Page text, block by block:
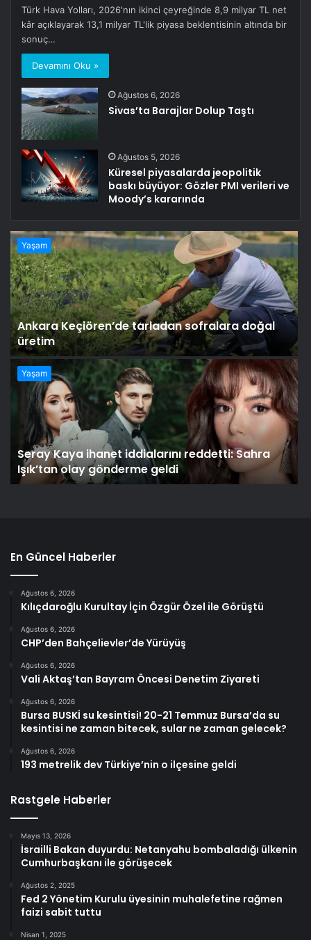
Türk Hava Yolları, 2026'nın ikinci çeyreğinde 8,9 milyar TL net
kâr açıklayarak 13,1 milyar TL'lik piyasa beklentisinin altında bir
sonuç…
Devamını Oku »
Ağustos 6, 2026
Sivas’ta Barajlar Dolup Taştı
Ağustos 5, 2026
Küresel piyasalarda jeopolitik
baskı büyüyor: Gözler PMI verileri ve
Moody’s kararında
Yaşam
Ankara Keçiören’de tarladan sofralara doğal
üretim
Yaşam
Seray Kaya ihanet iddialarını reddetti: Sahra
Işık’tan olay gönderme geldi
En Güncel Haberler
Ağustos 6, 2026
Kılıçdaroğlu Kurultay İçin Özgür Özel ile Görüştü
Ağustos 6, 2026
CHP’den Bahçelievler’de Yürüyüş
Ağustos 6, 2026
Vali Aktaş’tan Bayram Öncesi Denetim Ziyareti
Ağustos 6, 2026
Bursa BUSKİ su kesintisi! 20-21 Temmuz Bursa’da su
kesintisi ne zaman bitecek, sular ne zaman gelecek?
Ağustos 6, 2026
193 metrelik dev Türkiye’nin o ilçesine geldi
Rastgele Haberler
Mayıs 13, 2026
İsrailli Bakan duyurdu: Netanyahu bombaladığı ülkenin
Cumhurbaşkanı ile görüşecek
Ağustos 2, 2025
Fed 2 Yönetim Kurulu üyesinin muhalefetine rağmen
faizi sabit tuttu
Nisan 1, 2025